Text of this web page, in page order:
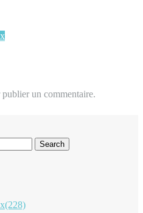
un commentaire.
(228)